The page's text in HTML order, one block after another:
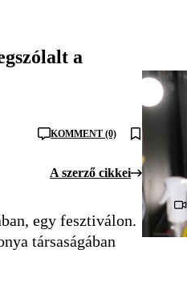
a
KOMMENT (0)
A szerző cikkei
egy fesztiválon.
társaságában